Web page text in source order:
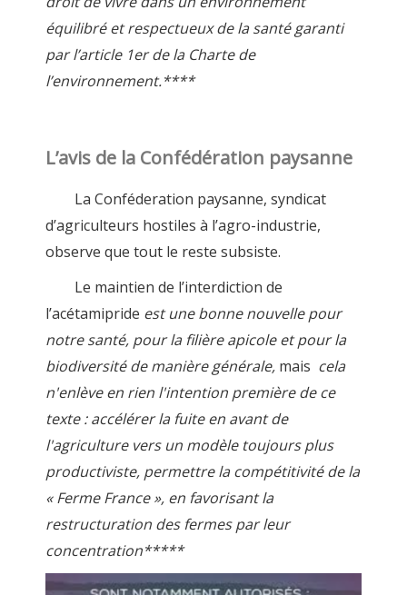
équilibré et respectueux de la santé garanti
par l’article 1er de la Charte de
l’environnement.****
L’avis de la Confédération paysanne
La Conféderation paysanne, syndicat
d’agriculteurs hostiles à l’agro-industrie,
observe que tout le reste subsiste.
Le maintien de l’interdiction de
l’acétamipride est une bonne nouvelle pour
notre santé, pour la filière apicole et pour la
biodiversité de manière générale, mais cela
n'enlève en rien l'intention première de ce
texte : accélérer la fuite en avant de
l'agriculture vers un modèle toujours plus
productiviste, permettre la compétitivité de la
« Ferme France », en favorisant la
restructuration des fermes par leur
concentration*****